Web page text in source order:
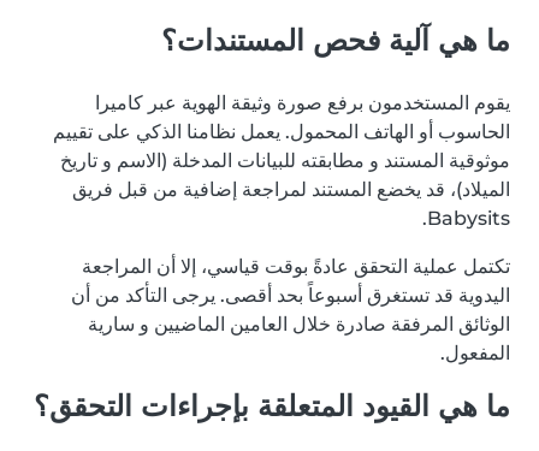
ما هي آلية فحص المستندات؟
يقوم المستخدمون برفع صورة وثيقة الهوية عبر كاميرا
الحاسوب أو الهاتف المحمول. يعمل نظامنا الذكي على تقييم
موثوقية المستند و مطابقته للبيانات المدخلة (الاسم و تاريخ
الميلاد)، قد يخضع المستند لمراجعة إضافية من قبل فريق
Babysits.
تكتمل عملية التحقق عادةً بوقت قياسي، إلا أن المراجعة
اليدوية قد تستغرق أسبوعاً بحد أقصى. يرجى التأكد من أن
الوثائق المرفقة صادرة خلال العامين الماضيين و سارية
المفعول.
ما هي القيود المتعلقة بإجراءات التحقق؟